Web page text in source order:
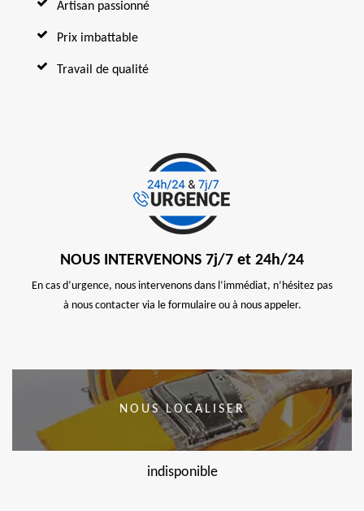
Artisan passionné
Prix imbattable
Travail de qualité
NOUS INTERVENONS 7j/7 et 24h/24
En cas d’urgence, nous intervenons dans l’immédiat, n’hésitez pas
à nous contacter via le formulaire ou à nous appeler.
NOUS LOCALISER
indisponible